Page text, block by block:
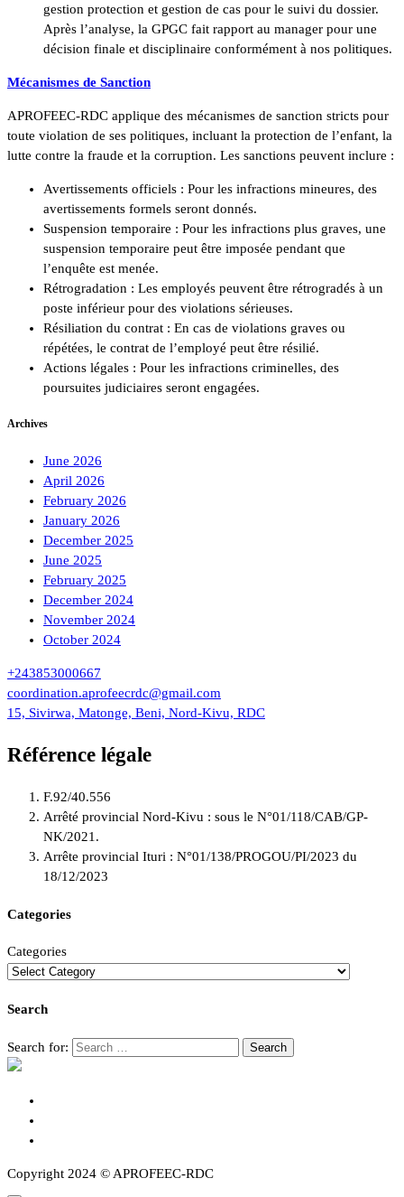
gestion protection et gestion de cas pour le suivi du dossier.
Après l’analyse, la GPGC fait rapport au manager pour une
décision finale et disciplinaire conformément à nos politiques.
Mécanismes de Sanction
APROFEEC-RDC applique des mécanismes de sanction stricts pour
toute violation de ses politiques, incluant la protection de l’enfant, la
lutte contre la fraude et la corruption. Les sanctions peuvent inclure :
Avertissements officiels : Pour les infractions mineures, des
avertissements formels seront donnés.
Suspension temporaire : Pour les infractions plus graves, une
suspension temporaire peut être imposée pendant que
l’enquête est menée.
Rétrogradation : Les employés peuvent être rétrogradés à un
poste inférieur pour des violations sérieuses.
Résiliation du contrat : En cas de violations graves ou
répétées, le contrat de l’employé peut être résilié.
Actions légales : Pour les infractions criminelles, des
poursuites judiciaires seront engagées.
Archives
June 2026
April 2026
February 2026
January 2026
December 2025
June 2025
February 2025
December 2024
November 2024
October 2024
+243853000667
coordination.aprofeecrdc@gmail.com
15, Sivirwa, Matonge, Beni, Nord-Kivu, RDC
Référence légale
F.92/40.556
Arrêté provincial Nord-Kivu : sous le N°01/118/CAB/GP-
NK/2021.
Arrête provincial Ituri : N°01/138/PROGOU/PI/2023 du
18/12/2023
Categories
Categories
Search
Search for:
Copyright 2024 © APROFEEC-RDC